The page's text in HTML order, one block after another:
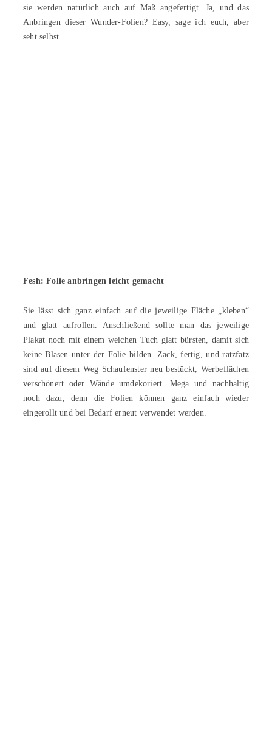
sie werden natürlich auch auf Maß angefertigt. Ja, und das
Anbringen dieser Wunder-Folien? Easy, sage ich euch, aber
seht selbst.
Fesh: Folie anbringen leicht gemacht
Sie lässt sich ganz einfach auf die jeweilige Fläche „kleben“
und glatt aufrollen. Anschließend sollte man das jeweilige
Plakat noch mit einem weichen Tuch glatt bürsten, damit sich
keine Blasen unter der Folie bilden. Zack, fertig, und ratzfatz
sind auf diesem Weg Schaufenster neu bestückt, Werbeflächen
verschönert oder Wände umdekoriert. Mega und nachhaltig
noch dazu, denn die Folien können ganz einfach wieder
eingerollt und bei Bedarf erneut verwendet werden.